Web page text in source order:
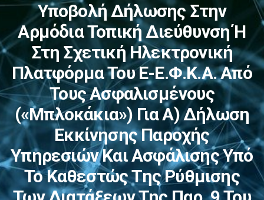
Υποβολή Δήλωσης Στην
Αρμόδια Τοπική Διεύθυνση Ή
Στη Σχετική Ηλεκτρονική
Πλατφόρμα Του E-Ε.Φ.Κ.Α. Από
Τους Ασφαλισμένους
(«μπλοκάκια») Για Α) Δήλωση
Εκκίνησης Παροχής
Υπηρεσιών Και Ασφάλισης Υπό
Το Καθεστώς Της Ρύθμισης